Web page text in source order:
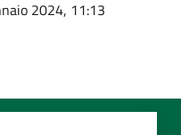
2024, 11:13